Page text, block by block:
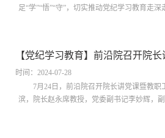
足“学”“悟”“守”，切实推动党纪学习教育走
案》《西安交通大学口腔医院领导班子党纪
《西安交通大学...
【党纪学习教育】前沿院召开院
时间：2024-07-28
7月24日，前沿院召开院长讲党课暨教职
滨，院长赵永席教授，党委副书记李妙辉，